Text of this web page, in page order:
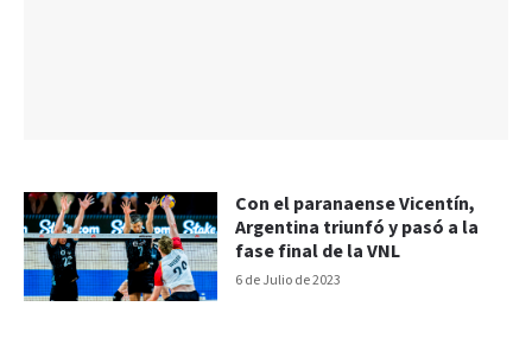
6 de Julio de 2023
Con el paranaense Vicentín,
Argentina triunfó y pasó a la
fase final de la VNL